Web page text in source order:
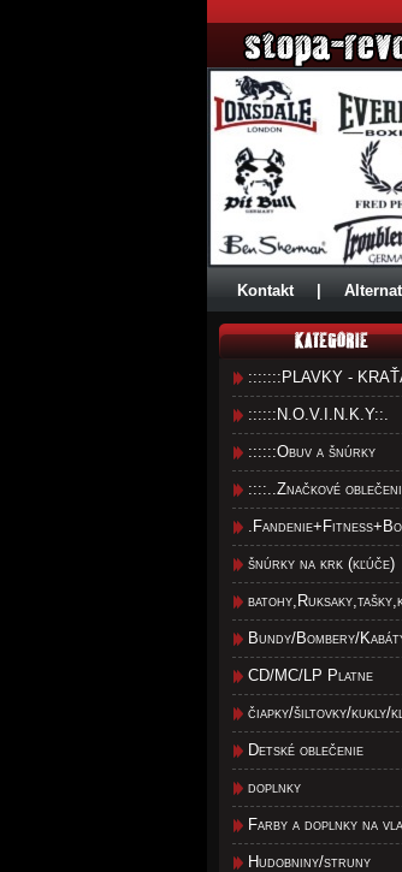
Kontakt
:::::::PLAVKY -
::::::N.O.V.I.N.K.Y::.
::::::Obuv a šnúrky
::::..Značkové
šnúrky na krk (kľúče)
Bundy/Bombery/
CD/MC/LP Platne
čiapky/šiltovky/kukly/
Detské oblečenie
doplnky
Farby a doplnky na
Hudobniny/struny